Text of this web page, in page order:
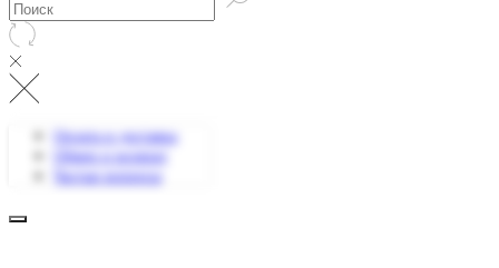
Оплата и доставка
Обмен и возврат
Частые вопросы